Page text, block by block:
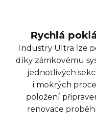
Rychlá
Industry Ultra lze
díky zámkovému
jednotlivých
i mokrých
položení
renovace